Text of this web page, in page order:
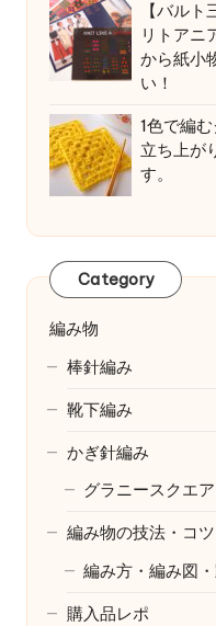
【バル
リトアニ
から紙小
い！
1色で編
立ち上が
す。
Category
編み物
棒針編み
靴下編み
かぎ針編み
グラニースクエ
編み物の技法・コツ
編み方・編み図
購入品レポ